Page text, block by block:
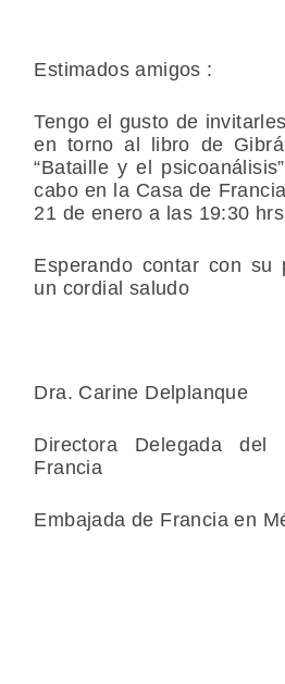
Estimados amigos :
Tengo el gusto de
en torno al libro de
“Bataille y el
cabo en la Casa de
21 de enero a las 19:30
Esperando contar con su
un cordial saludo
Dra. Carine Delplanque
Directora Delegada
Francia
Embajada de Francia en